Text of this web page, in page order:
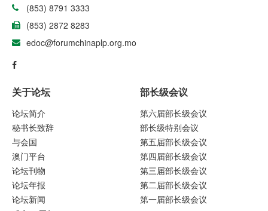
(853) 8791 3333
(853) 2872 8283
edoc@forumchinaplp.org.mo
关于论坛
论坛简介
秘书长致辞
与会国
澳门平台
论坛刊物
论坛年报
论坛新闻
部长级会议
第六届部长级会议
部长级特别会议
第五届部长级会议
第四届部长级会议
第三届部长级会议
第二届部长级会议
第一届部长级会议